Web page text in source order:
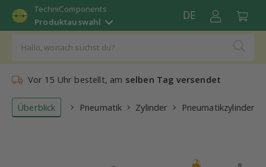
TechniComponents
Produktauswahl
DE
Vor 15 Uhr bestellt, am selben Tag versendet
Überblick Pneumatik Zylinder Pneumatikzylinder